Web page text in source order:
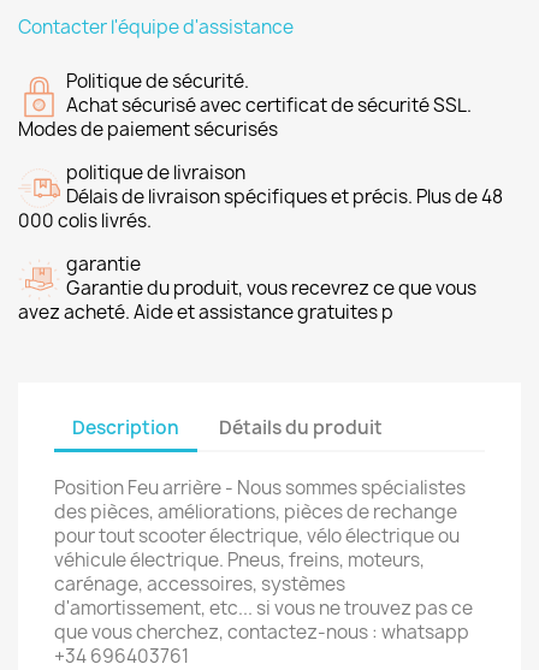
Contacter l'équipe d'assistance
Politique de sécurité.
Achat sécurisé avec certificat de sécurité SSL.
Modes de paiement sécurisés
politique de livraison
Délais de livraison spécifiques et précis. Plus de 48
000 colis livrés.
garantie
Garantie du produit, vous recevrez ce que vous
avez acheté. Aide et assistance gratuites p
Description Détails du produit
Position Feu arrière - Nous sommes spécialistes
des pièces, améliorations, pièces de rechange
pour tout scooter électrique, vélo électrique ou
véhicule électrique. Pneus, freins, moteurs,
carénage, accessoires, systèmes
d'amortissement, etc... si vous ne trouvez pas ce
que vous cherchez, contactez-nous : whatsapp
+34 696403761